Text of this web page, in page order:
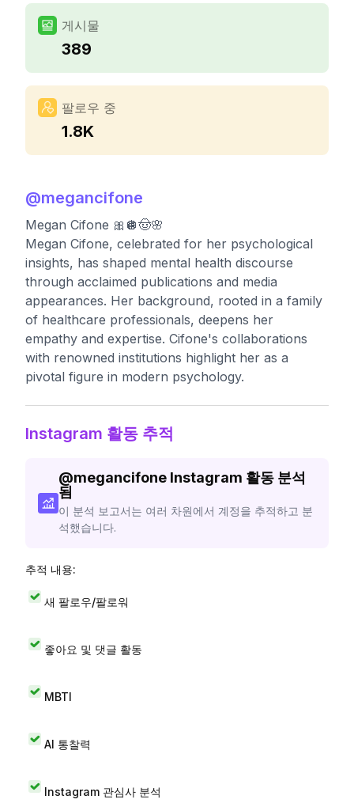
게시물
389
팔로우 중
1.8K
@megancifone
Megan Cifone 🎀🪩🤠🌸
Megan Cifone, celebrated for her psychological
insights, has shaped mental health discourse
through acclaimed publications and media
appearances. Her background, rooted in a family
of healthcare professionals, deepens her
empathy and expertise. Cifone's collaborations
with renowned institutions highlight her as a
pivotal figure in modern psychology.
Instagram 활동 추적
@megancifone Instagram 활동 분석
됨
이 분석 보고서는 여러 차원에서 계정을 추적하고 분
석했습니다.
추적 내용:
새 팔로우/팔로워
좋아요 및 댓글 활동
MBTI
AI 통찰력
Instagram 관심사 분석